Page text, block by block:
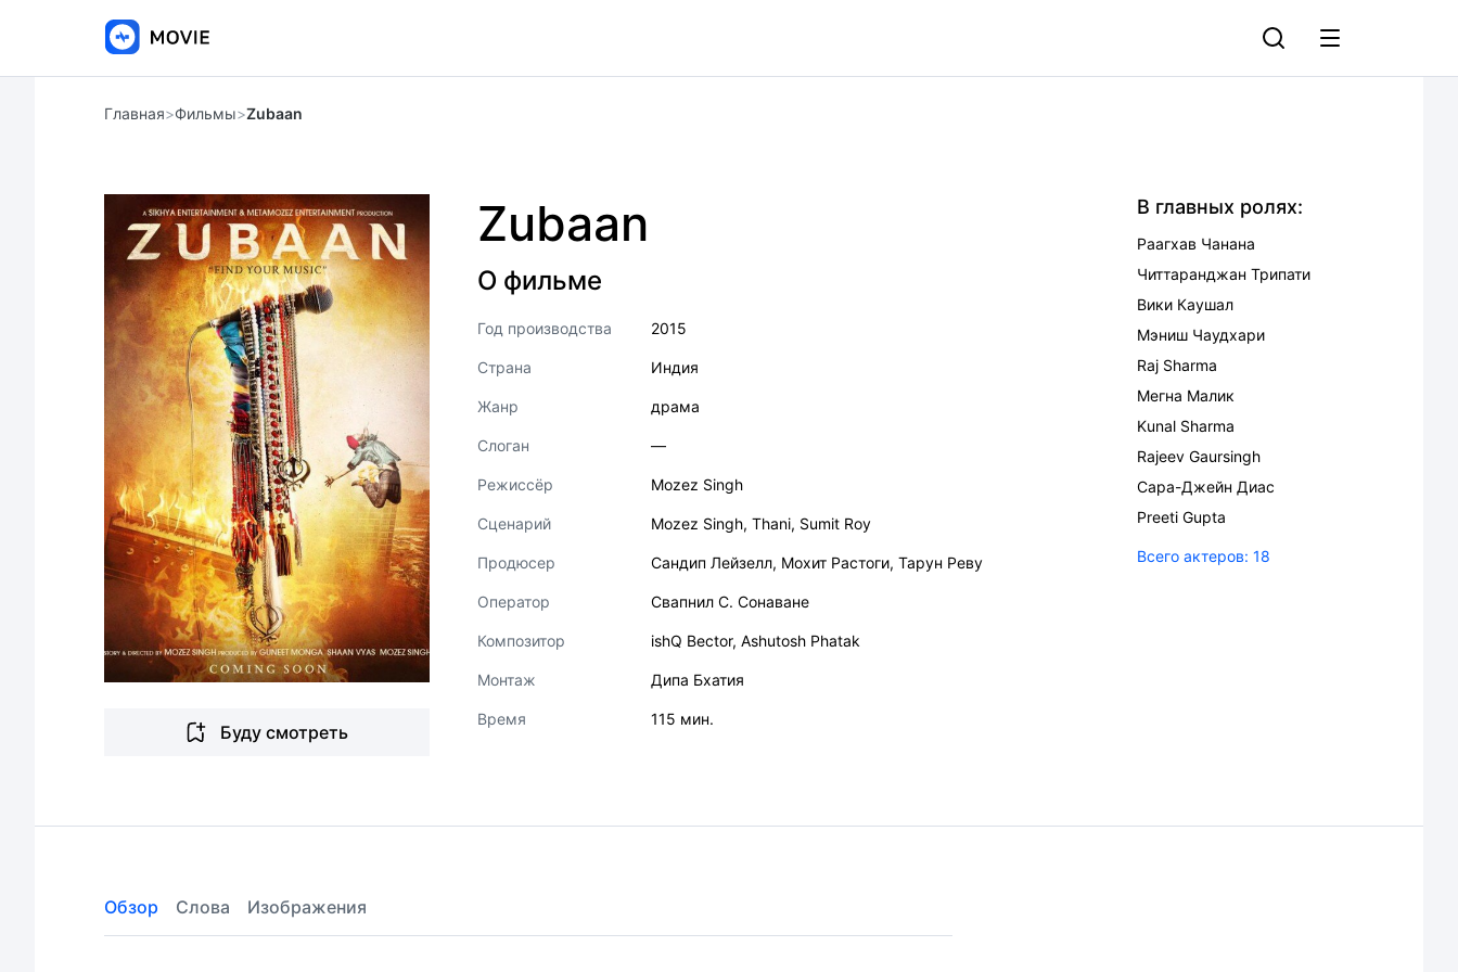
Главная>Фильмы>Zubaan
Буду смотреть
Zubaan
О фильме
Год производства 2015
Страна Индия
Жанр драма
Слоган —
Режиссёр Mozez Singh
Сценарий Mozez Singh, Thani, Sumit Roy
Продюсер Сандип Лейзелл, Мохит Растоги, Тарун Реву
Оператор Свапнил С. Сонаване
Композитор ishQ Bector, Ashutosh Phatak
Монтаж Дипа Бхатия
Время 115 мин.
В главных ролях:
Раагхав Чанана
Читтаранджан Трипати
Вики Каушал
Мэниш Чаудхари
Raj Sharma
Мегна Малик
Kunal Sharma
Rajeev Gaursingh
Сара-Джейн Диас
Preeti Gupta
Всего актеров: 18
Обзор Слова Изображения